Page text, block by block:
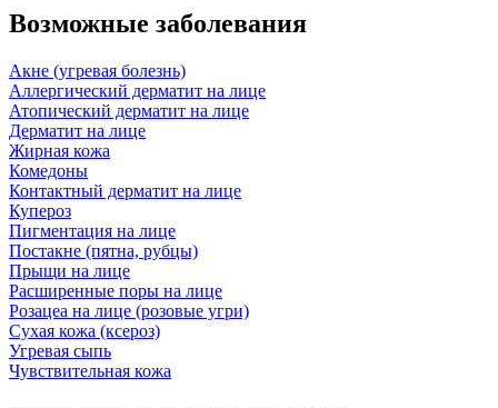
Возможные заболевания
Акне (угревая болезнь)
Аллергический дерматит на лице
Атопический дерматит на лице
Дерматит на лице
Жирная кожа
Комедоны
Контактный дерматит на лице
Купероз
Пигментация на лице
Постакне (пятна, рубцы)
Прыщи на лице
Расширенные поры на лице
Розацеа на лице (розовые угри)
Сухая кожа (ксероз)
Угревая сыпь
Чувствительная кожа